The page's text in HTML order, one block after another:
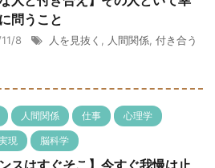
問うこと
8 人を見抜く 人間関係 付き合う
人間関係 仕事 心理学
現 脳科学
ンスはすぐそこ】今すぐ我慢は止